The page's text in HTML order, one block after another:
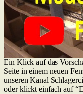
Ein Klick auf das
Seite in einem neuen
unseren Kanal
oder klickt einfach auf